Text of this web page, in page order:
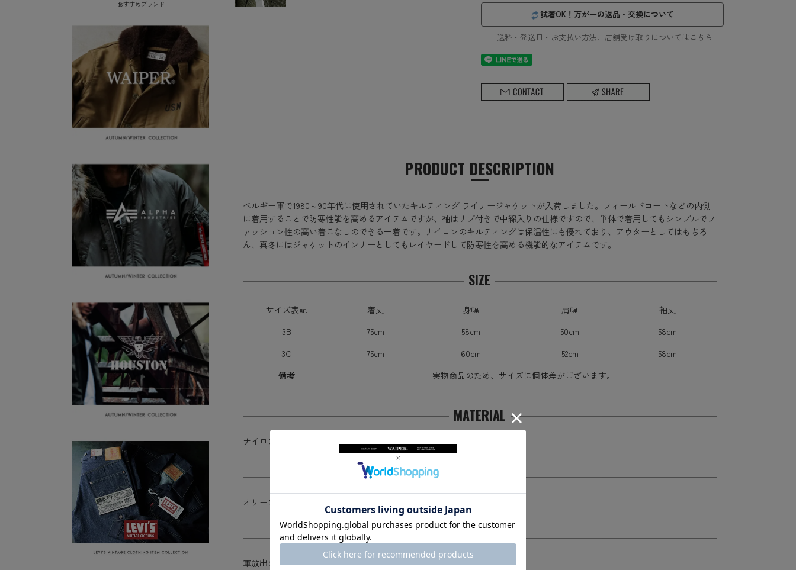
試着OK！万が一の返品・交換について
送料・発送日・お支払い方法、店舗受け取りについてはこちら
PRODUCT DESCRIPTION
ベルギー軍で1980～90年代に使用されていたキルティング ライナージャケットが入荷しました。フィールドコートなどの内側
に着用することで防寒性能を高めるアイテムですが、袖はリブ付きで中綿入りの仕様ですので、単体で着用してもシンプルでフ
ァッション性の高い着こなしのできる一着です。ナイロンのキルティングは保温性にも優れており、アウターとしてはもちろ
ん、真冬にはジャケットのインナーとしてもレイヤードして防寒性を高める機能的なアイテムです。
SIZE
サイズ表記 着丈 身幅 肩幅
袖丈
3B
75cm 58cm 50cm
58cm
3C
75cm 60cm 52cm
58cm
備考
実物商品のため、サイズに個体差がございます。
MATERIAL
ナイロン
オリーブ
軍放出のUSED
おすすめブランド